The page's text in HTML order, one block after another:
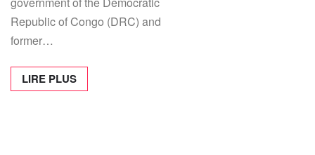
Republic of Congo (DRC) and
former…
LIRE PLUS